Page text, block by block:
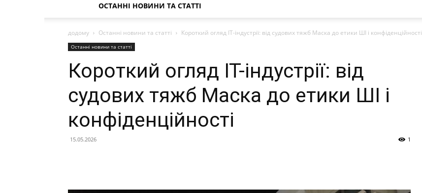
ОСТАННІ НОВИНИ ТА СТАТТІ
додому Останні новини та статті Короткий огляд IT-індустрії: від судових тяжб Маска до етики ШІ і конфіденційності
Останні новини та статті
Короткий огляд IT-індустрії: від
судових тяжб Маска до етики ШІ і
конфіденційності
15.05.2026 1